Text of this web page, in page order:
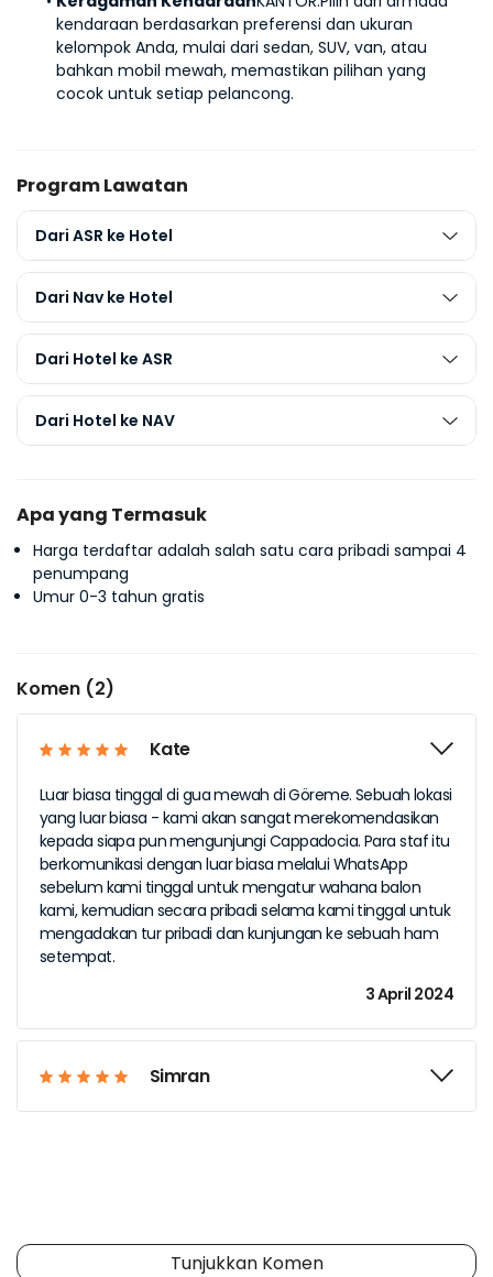
kendaraan berdasarkan preferensi dan ukuran
kelompok Anda, mulai dari sedan, SUV, van, atau
bahkan mobil mewah, memastikan pilihan yang
cocok untuk setiap pelancong.
Program Lawatan
Dari ASR ke Hotel
Dari Nav ke Hotel
Dari Hotel ke ASR
Dari Hotel ke NAV
Apa yang Termasuk
Harga terdaftar adalah salah satu cara pribadi sampai 4
penumpang
Umur 0-3 tahun gratis
Komen (2)
Kate
Luar biasa tinggal di gua mewah di Göreme. Sebuah lokasi
yang luar biasa - kami akan sangat merekomendasikan
kepada siapa pun mengunjungi Cappadocia. Para staf itu
berkomunikasi dengan luar biasa melalui WhatsApp
sebelum kami tinggal untuk mengatur wahana balon
kami, kemudian secara pribadi selama kami tinggal untuk
mengadakan tur pribadi dan kunjungan ke sebuah ham
setempat.
3 April 2024
Simran
Tunjukkan Komen